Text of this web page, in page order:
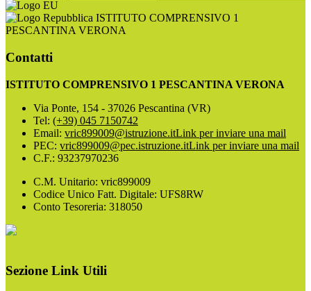
ISTITUTO COMPRENSIVO 1
PESCANTINA VERONA
Contatti
ISTITUTO COMPRENSIVO 1 PESCANTINA VERONA
Via Ponte, 154 - 37026 Pescantina (VR)
Tel: (+39) 045 7150742
Email: vric899009@istruzione.itLink per inviare una mail
PEC: vric899009@pec.istruzione.itLink per inviare una mail
C.F.: 93237970236
C.M. Unitario: vric899009
Codice Unico Fatt. Digitale: UFS8RW
Conto Tesoreria: 318050
Sezione Link Utili